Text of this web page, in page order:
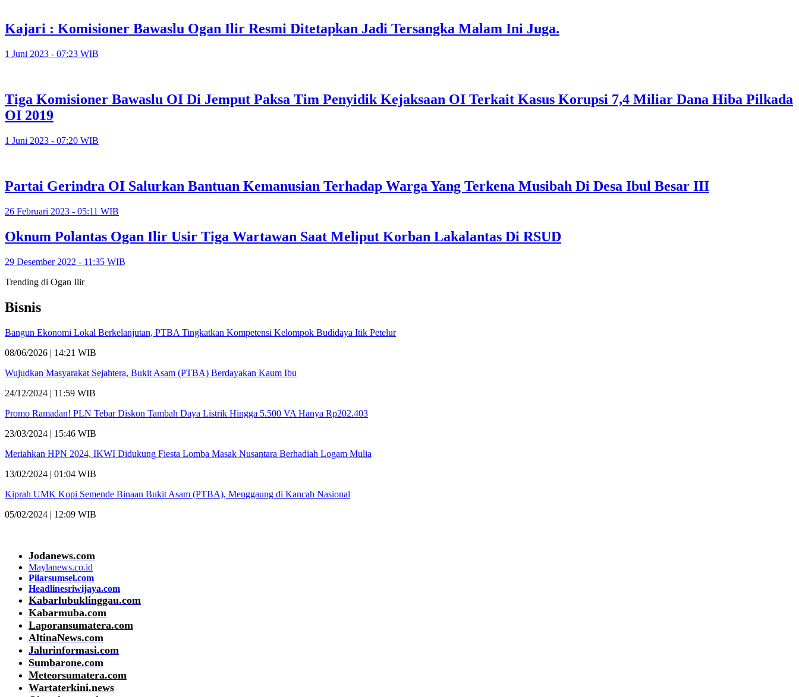
Kajari : Komisioner Bawaslu Ogan Ilir Resmi Ditetapkan Jadi Tersangka Malam Ini Juga.
1 Juni 2023 - 07:23 WIB
Tiga Komisioner Bawaslu OI Di Jemput Paksa Tim Penyidik Kejaksaan OI Terkait Kasus Korupsi 7,4 Miliar Dana Hiba Pilkada
OI 2019
1 Juni 2023 - 07:20 WIB
Partai Gerindra OI Salurkan Bantuan Kemanusian Terhadap Warga Yang Terkena Musibah Di Desa Ibul Besar III
26 Februari 2023 - 05:11 WIB
Oknum Polantas Ogan Ilir Usir Tiga Wartawan Saat Meliput Korban Lakalantas Di RSUD
29 Desember 2022 - 11:35 WIB
Trending di Ogan Ilir
Bisnis
Bangun Ekonomi Lokal Berkelanjutan, PTBA Tingkatkan Kompetensi Kelompok Budidaya Itik Petelur
08/06/2026 | 14:21 WIB
Wujudkan Masyarakat Sejahtera, Bukit Asam (PTBA) Berdayakan Kaum Ibu
24/12/2024 | 11:59 WIB
Promo Ramadan! PLN Tebar Diskon Tambah Daya Listrik Hingga 5.500 VA Hanya Rp202.403
23/03/2024 | 15:46 WIB
Meriahkan HPN 2024, IKWI Didukung Fiesta Lomba Masak Nusantara Berhadiah Logam Mulia
13/02/2024 | 01:04 WIB
Kiprah UMK Kopi Semende Binaan Bukit Asam (PTBA), Menggaung di Kancah Nasional
05/02/2024 | 12:09 WIB
Jodanews.com
Maylanews.co.id
Pilarsumsel.com
Headlinesriwijaya.com
Kabarlubuklinggau.com
Kabarmuba.com
Laporansumatera.com
AltinaNews.com
Jalurinformasi.com
Sumbarone.com
Meteorsumatera.com
Wartaterkini.news